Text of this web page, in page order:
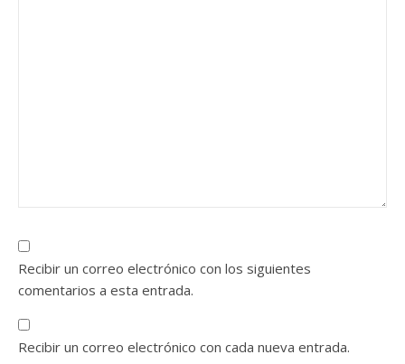
Recibir un correo electrónico con los siguientes
comentarios a esta entrada.
Recibir un correo electrónico con cada nueva entrada.